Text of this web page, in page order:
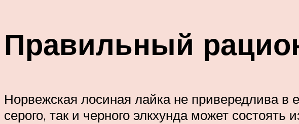
Правильный
Норвежская лосиная лайка не привередлива в
серого, так и черного элкхунда может